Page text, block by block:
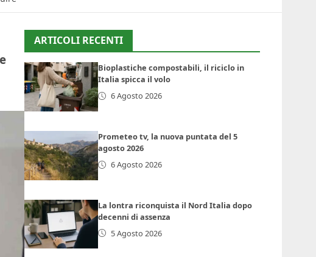
ARTICOLI RECENTI
Bioplastiche compostabili, il riciclo in
Italia spicca il volo
6 Agosto 2026
Prometeo tv, la nuova puntata del 5
agosto 2026
6 Agosto 2026
La lontra riconquista il Nord Italia dopo
decenni di assenza
5 Agosto 2026